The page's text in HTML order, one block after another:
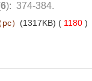
): 374-384.
1180